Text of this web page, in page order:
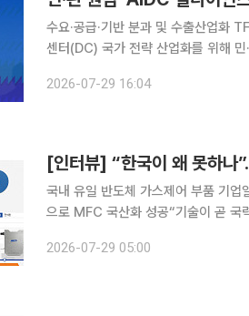
수요·공급·기반 분과 및 수출산업화 TF
센터(DC) 국가 전략 산업화를 위해
울에서 진행된 ‘AIDC 얼라이언스’ 출
2026-07-29 16:04
국내 유일 반도체 가스제어 부품 기업
으로 MFC 국산화 성공“기술이 곧 국
장 국면이 펼쳐지고 있다. 표면적으로
2026-07-29 05:00